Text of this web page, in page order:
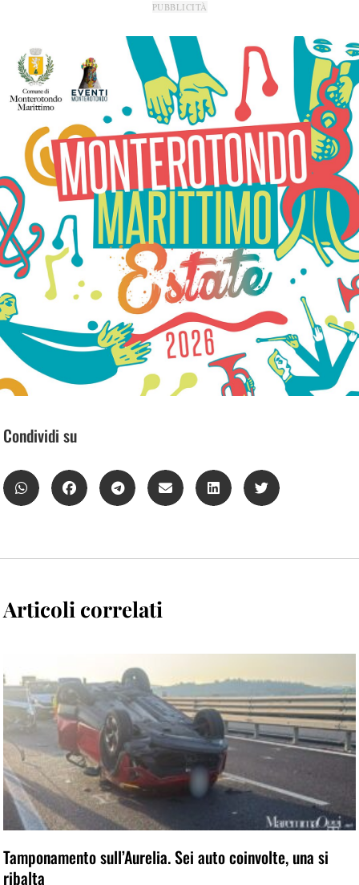
PUBBLICITÀ
Condividi su
Articoli correlati
Tamponamento sull’Aurelia. Sei auto coinvolte, una si
ribalta